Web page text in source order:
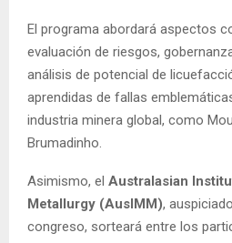
El programa abordará aspectos
evaluación de riesgos,
análisis de potencial de
aprendidas de fallas
industria minera global, como
Brumadinho.
Asimismo, el Australasian
Metallurgy (AusIMM),
congreso, sorteará entre los